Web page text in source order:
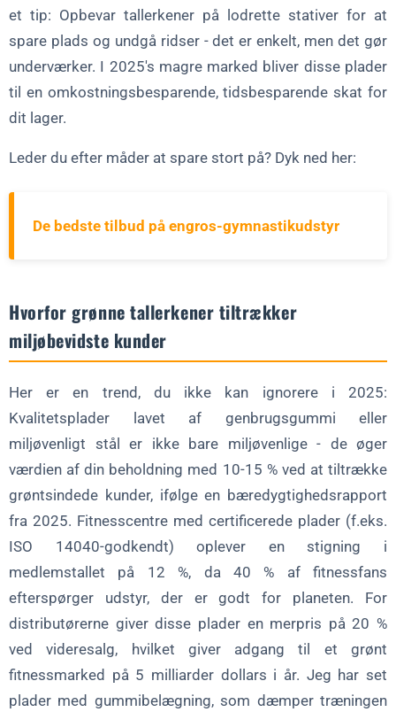
et tip: Opbevar tallerkener på lodrette stativer for at
spare plads og undgå ridser - det er enkelt, men det gør
underværker. I 2025's magre marked bliver disse plader
til en omkostningsbesparende, tidsbesparende skat for
dit lager.
Leder du efter måder at spare stort på? Dyk ned her:
De bedste tilbud på engros-gymnastikudstyr
Hvorfor grønne tallerkener tiltrækker
miljøbevidste kunder
Her er en trend, du ikke kan ignorere i 2025:
Kvalitetsplader lavet af genbrugsgummi eller
miljøvenligt stål er ikke bare miljøvenlige - de øger
værdien af din beholdning med 10-15 % ved at tiltrække
grøntsindede kunder, ifølge en bæredygtighedsrapport
fra 2025. Fitnesscentre med certificerede plader (f.eks.
ISO 14040-godkendt) oplever en stigning i
medlemstallet på 12 %, da 40 % af fitnessfans
efterspørger udstyr, der er godt for planeten. For
distributørerne giver disse plader en merpris på 20 %
ved videresalg, hvilket giver adgang til et grønt
fitnessmarked på 5 milliarder dollars i år. Jeg har set
plader med gummibelægning, som dæmper træningen